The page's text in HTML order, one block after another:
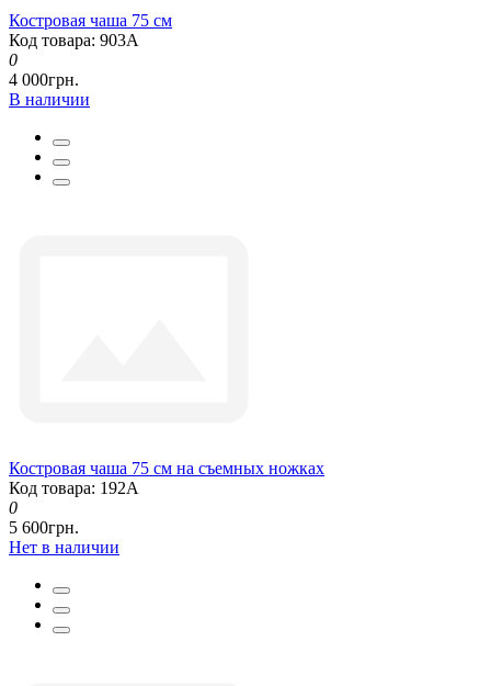
Костровая чаша 75 см
Код товара: 903А
0
4 000грн.
В наличии
Костровая чаша 75 см на съемных ножках
Код товара: 192А
0
5 600грн.
Нет в наличии